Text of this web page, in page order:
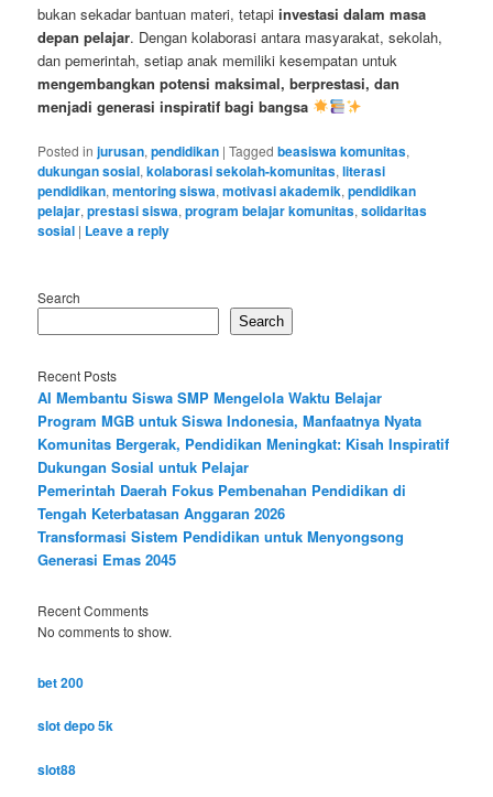
bukan sekadar bantuan materi, tetapiinvestasi dalam masa
depan pelajar. Dengan kolaborasi antara masyarakat, sekolah,
dan pemerintah, setiap anak memiliki kesempatan untuk
mengembangkan potensi maksimal, berprestasi, dan
menjadi generasi inspiratif bagi bangsa
Posted in jurusan,pendidikan |Tagged beasiswa komunitas,
dukungan sosial,kolaborasi sekolah-komunitas,literasi
pendidikan,mentoring siswa,motivasi akademik,pendidikan
pelajar,prestasi siswa,program belajar komunitas,solidaritas
sosial | Leave a reply
Search
Search
Recent Posts
AI Membantu Siswa SMP Mengelola Waktu Belajar
Program MGB untuk Siswa Indonesia, Manfaatnya Nyata
Komunitas Bergerak, Pendidikan Meningkat: Kisah Inspiratif
Dukungan Sosial untuk Pelajar
Pemerintah Daerah Fokus Pembenahan Pendidikan di
Tengah Keterbatasan Anggaran 2026
Transformasi Sistem Pendidikan untuk Menyongsong
Generasi Emas 2045
Recent Comments
No comments to show.
bet 200
slot depo 5k
slot88